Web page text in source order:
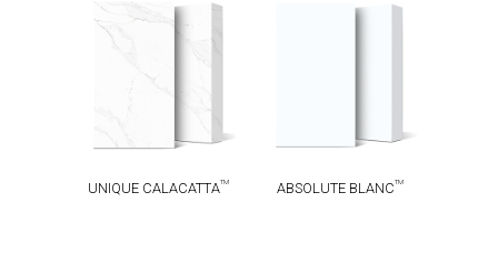
UNIQUE
UNIQUE CALACATTATM ABSOLUTE BLANCTM